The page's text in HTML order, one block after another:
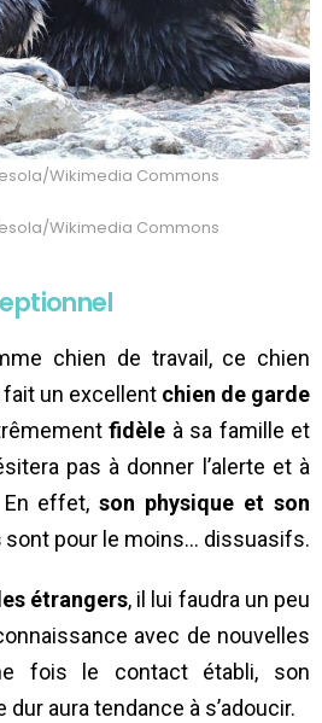
Wikimedia Commons
Wikimedia Commons
chien de travail, ce chien
un excellent chien de garde
fidèle à sa famille et
pas à donner l’alerte et à
En effet,son physique et son
sont pour le moins… dissuasifs.
étrangers, il lui faudra un peu
avec de nouvelles
fois le contact établi, son
dur aura tendance à s’adoucir.